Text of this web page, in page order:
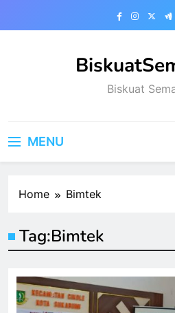
Biskuat
MENU
Home Bimtek
Tag:Bimtek